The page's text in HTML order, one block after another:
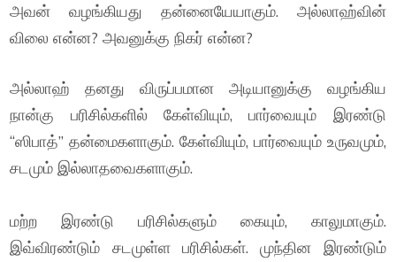
அவன் வழங்கியது தன்னையேயாகும். அல்லாஹ்வின்
விலை என்ன? அவனுக்கு நிகர் என்ன?
அல்லாஹ் தனது விருப்பமான அடியானுக்கு வழங்கிய
நான்கு பரிசில்களில் கேள்வியும், பார்வையும் இரண்டு
“ஸிபாத்” தன்மைகளாகும். கேள்வியும், பார்வையும் உருவமும்,
சடமும் இல்லாதவைகளாகும்.
மற்ற இரண்டு பரிசில்களும் கையும், காலுமாகும்.
இவ்விரண்டும் சடமுள்ள பரிசில்கள். முந்தின இரண்டும்